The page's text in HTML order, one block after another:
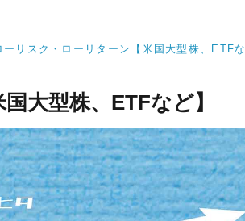
ーリスク・ローリターン【米国大型株、ETFな
大型株、ETFなど】